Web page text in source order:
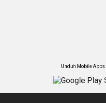
Unduh Mobile